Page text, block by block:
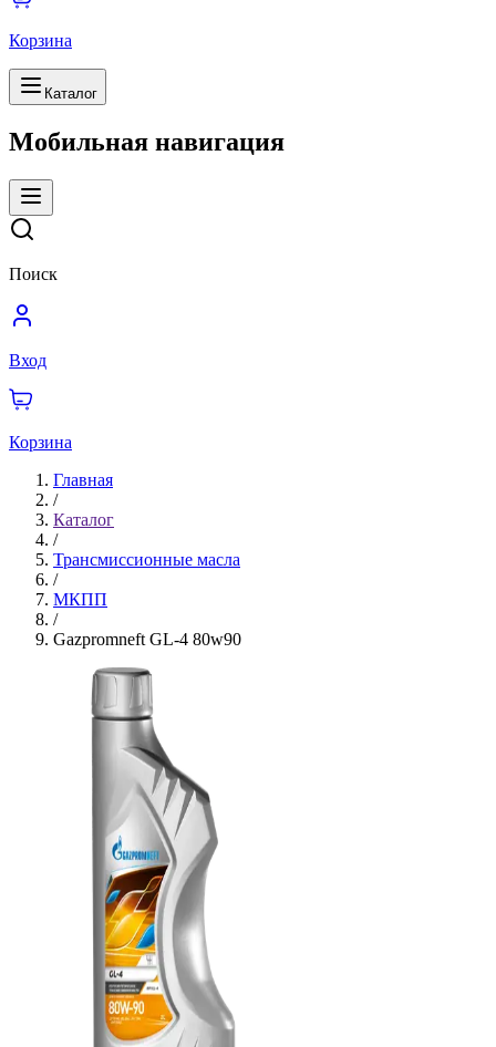
Корзина
Каталог
Мобильная навигация
Поиск
Вход
Корзина
Главная
/
Каталог
/
Трансмиссионные масла
/
МКПП
/
Gazpromneft GL-4 80w90